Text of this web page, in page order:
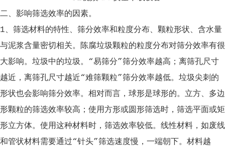
二、影响筛选效率的因素。
1、筛选材料的特性、筛分效率和粒度分布、颗粒形状、含水量
与泥浆含量密切相关。陈腐垃圾颗粒的粒度分布对筛分效率有很
大影响。垃圾中的垃圾。“易筛分”筛分效率越高；离筛孔尺寸
越近，离筛孔尺寸越近“难筛颗粒”筛分效率越低。垃圾尖刺的
形状也会影响筛分效率。相对而言，球形是球形的。立方、多边
形颗粒的筛选效率较高；使用方形或圆形筛选时，筛选平面或矩
形立方体。使用这种材料时，筛选效率较低。线性材料，如废线
和管状材料需要通过“针头”筛选速度慢，一端朝下。材料越